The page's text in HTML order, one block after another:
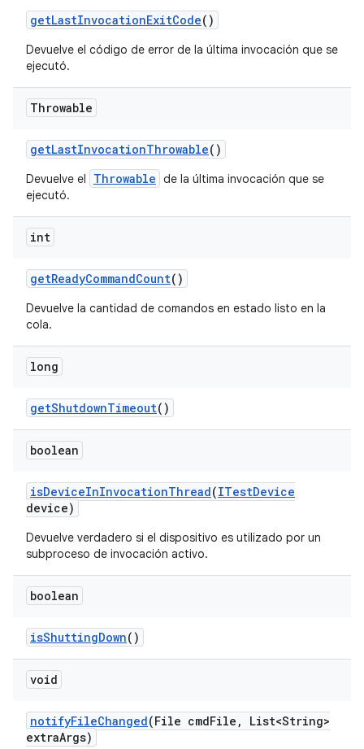
getLastInvocationExitCode()
Devuelve el código de error de la última invocación que se
ejecutó.
Throwable
getLastInvocationThrowable()
Devuelve el Throwable de la última invocación que se
ejecutó.
int
getReadyCommandCount()
Devuelve la cantidad de comandos en estado listo en la
cola.
long
getShutdownTimeout()
boolean
isDeviceInInvocationThread(ITestDevice
device)
Devuelve verdadero si el dispositivo es utilizado por un
subproceso de invocación activo.
boolean
isShuttingDown()
void
notifyFileChanged(File cmdFile ,
List<String>
extraArgs)